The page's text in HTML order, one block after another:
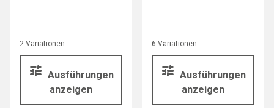
2 Variationen
Ausführungen
anzeigen
6 Variationen
Ausführungen
anzeigen